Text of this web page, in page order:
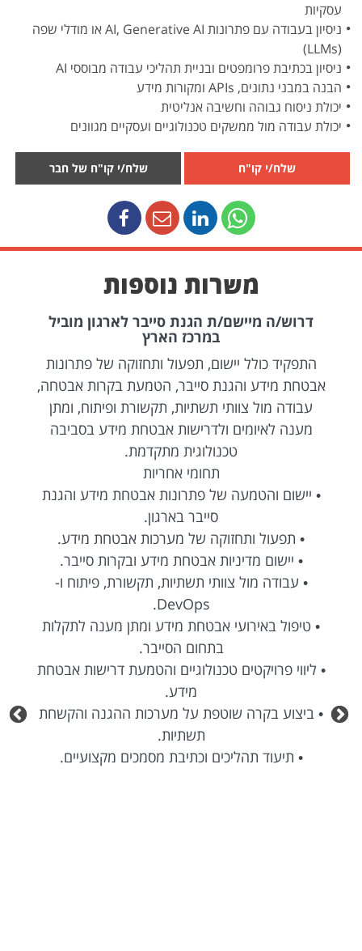
עסקיות
ניסיון בעבודה עם פתרונות AI, Generative AI או מודלי שפה
(LLMs)
ניסיון בכתיבת פרומפטים ובניית תהליכי עבודה מבוססי AI
הבנה במבני נתונים, APIs ומקורות מידע
יכולת ניסוח גבוהה וחשיבה אנליטית
יכולת עבודה מול ממשקים טכנולוגיים ועסקיים מגוונים
שלח/י קו"ח שלח/י קו"ח של חבר
משרות נוספות
דרוש/ה מיישם/ת הגנת סייבר לארגון מוביל
במרכז הארץ
התפקיד כולל יישום, תפעול ותחזוקה של פתרונות
אבטחת מידע והגנת סייבר, הטמעת בקרות אבטחה,
עבודה מול צוותי תשתיות, תקשורת ופיתוח, ומתן
מענה לאיומים ולדרישות אבטחת מידע בסביבה
טכנולוגית מתקדמת.
תחומי אחריות
• יישום והטמעה של פתרונות אבטחת מידע והגנת
סייבר בארגון.
• תפעול ותחזוקה של מערכות אבטחת מידע.
• יישום מדיניות אבטחת מידע ובקרות סייבר.
• עבודה מול צוותי תשתיות, תקשורת, פיתוח ו-
DevOps.
• טיפול באירועי אבטחת מידע ומתן מענה לתקלות
בתחום הסייבר.
• ליווי פרויקטים טכנולוגיים והטמעת דרישות אבטחת
מידע.
• ביצוע בקרה שוטפת על מערכות ההגנה והקשחת
תשתיות.
• תיעוד תהליכים וכתיבת מסמכים מקצועיים.